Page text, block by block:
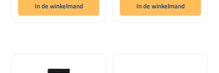
In de winkelmand In de winkelmand